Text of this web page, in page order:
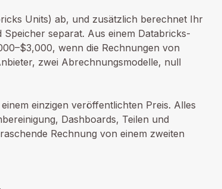
Units) ab, und zusätzlich berechnet Ihr
separat. Aus einem Databricks-
wenn die Rechnungen von
zwei Abrechnungsmodelle, null
einzigen veröffentlichten Preis. Alles
Dashboards, Teilen und
Rechnung von einem zweiten